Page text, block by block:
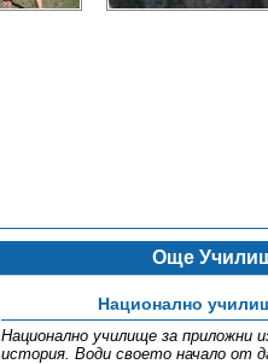
Още
Национално
Национално училище за приложни
история. Води своето начало от